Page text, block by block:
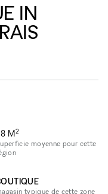
IN
M2
moyenne pour cette
typique de cette zone